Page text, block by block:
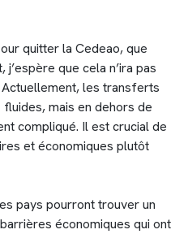
quitter la Cedeao, que
que cela n’ira pas
Actuellement, les transferts
fluides, mais en dehors de
compliqué. Il est crucial de
et économiques plutôt
pays pourront trouver un
économiques qui ont